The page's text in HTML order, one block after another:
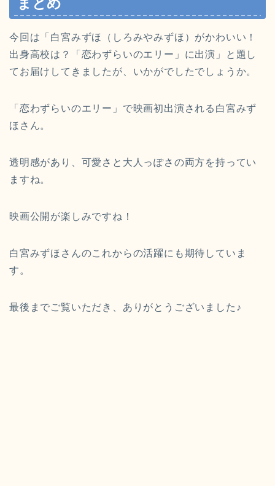
まとめ
今回は「白宮みずほ（しろみやみずほ）がかわいい！
出身高校は？「恋わずらいのエリー」に出演」と題し
てお届けしてきましたが、いかがでしたでしょうか。
「恋わずらいのエリー」で映画初出演される白宮みず
ほさん。
透明感があり、可愛さと大人っぽさの両方を持ってい
ますね。
映画公開が楽しみですね！
白宮みずほさんのこれからの活躍にも期待していま
す。
最後までご覧いただき、ありがとうございました♪